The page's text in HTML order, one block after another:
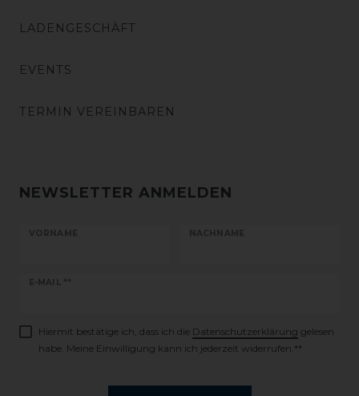
LADENGESCHÄFT
EVENTS
TERMIN VEREINBAREN
NEWSLETTER ANMELDEN
VORNAME NACHNAME
E-MAIL **
Newsletter
Hiermit bestätige ich, dass ich die Daten­schutz­erklärung gelesen
habe. Meine Einwilligung kann ich jederzeit widerrufen.**